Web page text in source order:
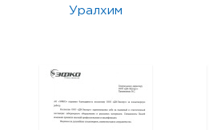
Уралхим